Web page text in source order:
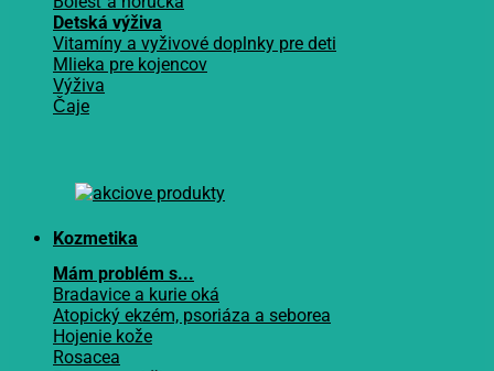
Detská výživa
Vitamíny a vyživové doplnky pre deti
Mlieka pre kojencov
Výživa
Čaje
Kozmetika
Mám problém s...
Bradavice a kurie oká
Atopický ekzém, psoriáza a seborea
Hojenie kože
Rosacea